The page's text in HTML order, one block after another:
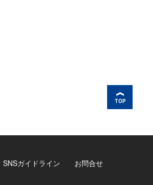
TOP
SNSガイドライン お問合せ